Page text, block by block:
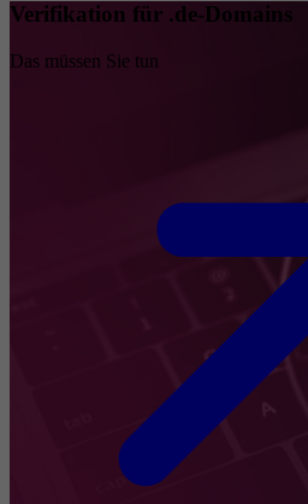
Verifikation für .de-Domains
Das müssen Sie tun